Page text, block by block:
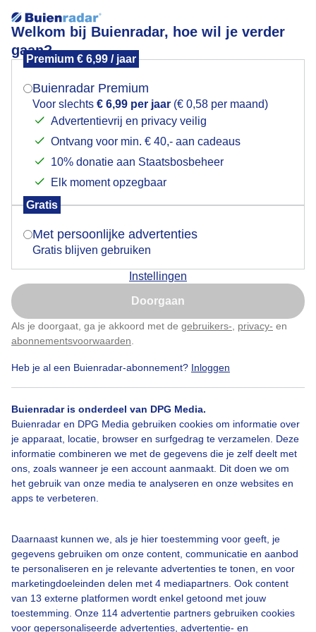
Welkom bij Buienradar, hoe wil je verder
gaan?
Premium € 6,99 / jaar
Buienradar Premium
Voor slechts € 6,99 per jaar (€ 0,58 per maand)
Advertentievrij en privacy veilig
Ontvang voor min. € 40,- aan cadeaus
10% donatie aan Staatsbosbeheer
Elk moment opzegbaar
Gratis
Met persoonlijke advertenties
Gratis blijven gebruiken
Instellingen
Doorgaan
Als je doorgaat, ga je akkoord met de gebruikers- privacy- en
abonnementsvoorwaarden
Heb je al een Buienradar-abonnement? Inloggen
Buienradar is onderdeel van DPG Media.
Buienradar en DPG Media gebruiken cookies om informatie over
je apparaat, locatie, browser en surfgedrag te verzamelen. Deze
informatie combineren we met de gegevens die je zelf deelt met
ons, zoals wanneer je een account aanmaakt. Dit doen we om
het gebruik van onze media te analyseren en onze websites en
apps te verbeteren.
Daarnaast kunnen we, als je hier toestemming voor geeft, je
gegevens gebruiken om onze content, communicatie en aanbod
te personaliseren en je relevante advertenties te tonen, en voor
marketingdoeleinden delen met 4 mediapartners. Ook content
van 13 externe platformen wordt enkel getoond met jouw
toestemming. Onze 114 advertentie partners gebruiken cookies
voor gepersonaliseerde advertenties, advertentie- en
marigkrachtigewind
Een moment geduld aub...
Populaire categorieën
Lente
Zomer
Over Buienradar
Bedrijfsgegevens
Veelgestelde vragen
Contact
Toegankelijkheid
Buienradar Team
Privacy beleid
Cookie beleid
Privacy instellingen
Mogen we je locatie gebruiken voor het
Indien je hier nog geen akkoord op hebt gegeven,
verschijnt er zo een pop-up uit je browser waarin
Is goed, toon de popup
Nu niet, misschien later
Klik hierom dit aan te passen